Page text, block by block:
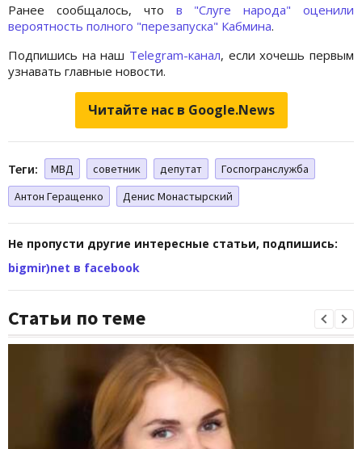
Ранее сообщалось, что в "Слуге народа" оценили
вероятность полного "перезапуска" Кабмина.
Подпишись на наш Telegram-канал, если хочешь первым
узнавать главные новости.
Читайте нас в Google.News
Теги: МВД советник депутат
Госпогранслужба
Антон Геращенко
Денис Монастырский
Не пропусти другие интересные статьи, подпишись:
bigmir)net в facebook
Статьи по теме